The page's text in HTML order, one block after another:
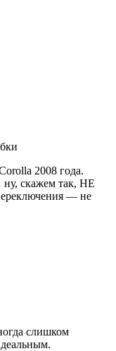
2008 года.
скажем так, НЕ
— не
слишком